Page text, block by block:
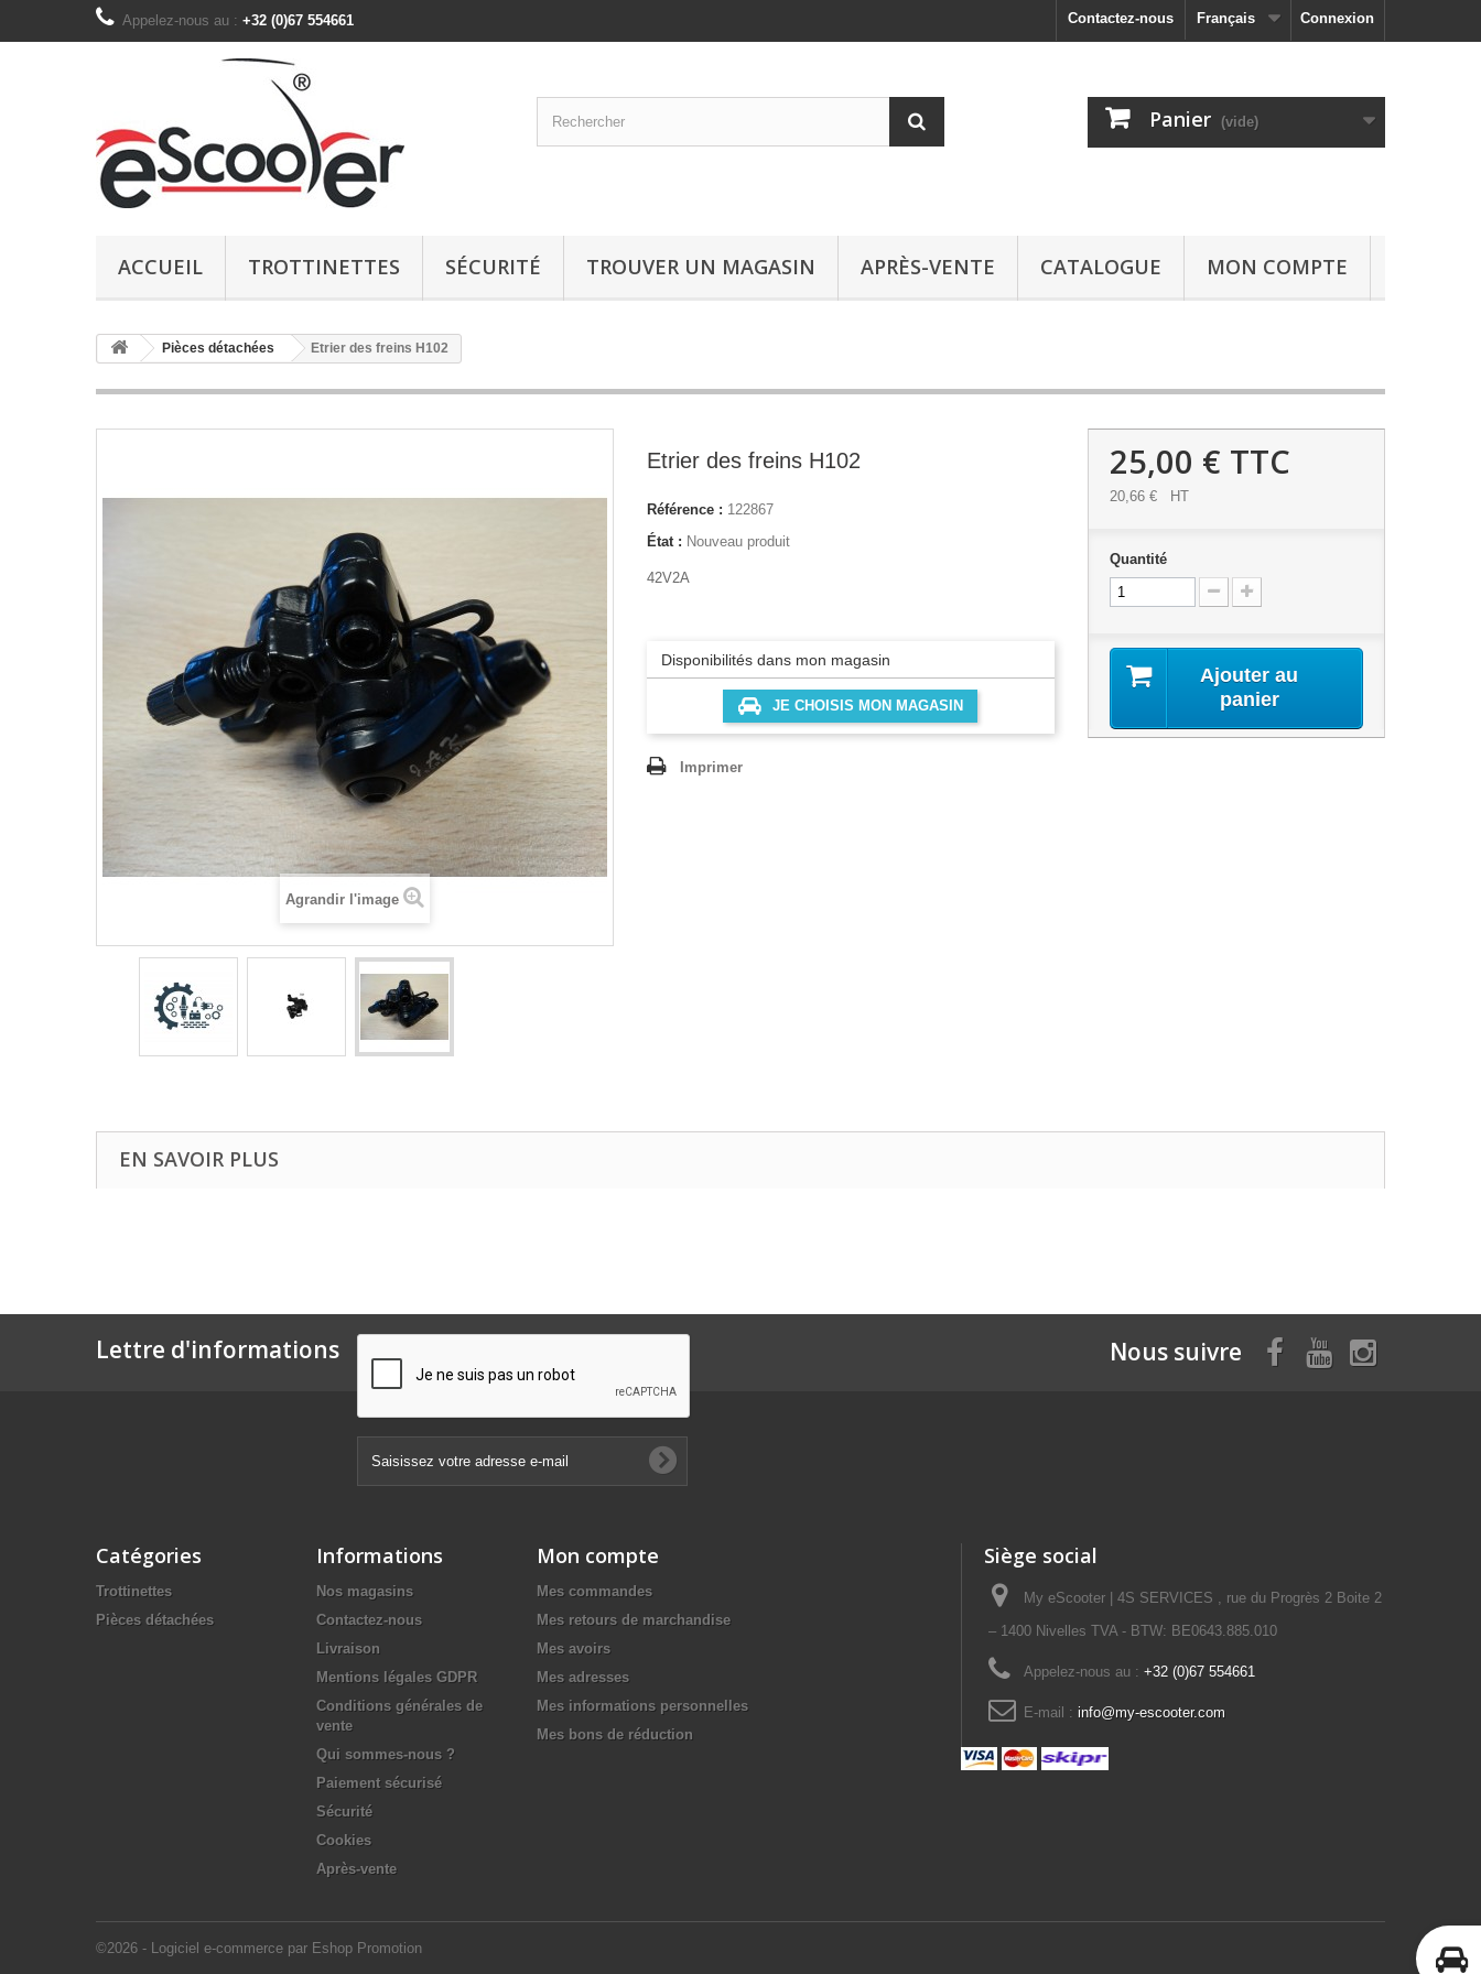
Connexion
Français
Contactez-nous
Appelez-nous au : +32 (0)67 554661
Panier (vide)
ACCUEIL TROTTINETTES SÉCURITÉ TROUVER UN MAGASIN APRÈS-VENTE CATALOGUE MON COMPTE
Pièces détachées Etrier des freins H102
Agrandir l'image
Etrier des freins H102
Référence : 122867
État : Nouveau produit
42V2A
Disponibilités dans mon magasin
JE CHOISIS MON MAGASIN
Imprimer
25,00 € TTC
20,66 € HT
Quantité
Ajouter au
panier
EN SAVOIR PLUS
Lettre d'informations Nous suivre
Catégories
Trottinettes
Pièces détachées
Informations
Nos magasins
Contactez-nous
Livraison
Mentions légales GDPR
Conditions générales de
vente
Qui sommes-nous ?
Paiement sécurisé
Sécurité
Cookies
Après-vente
©2026 - Logiciel e-commerce par Eshop Promotion
Mon compte
Mes commandes
Mes retours de marchandise
Mes avoirs
Mes adresses
Mes informations personnelles
Mes bons de réduction
Siège social
My eScooter | 4S SERVICES , rue du Progrès 2 Boite 2
– 1400 Nivelles TVA - BTW: BE0643.885.010
Appelez-nous au : +32 (0)67 554661
E-mail : info@my-escooter.com